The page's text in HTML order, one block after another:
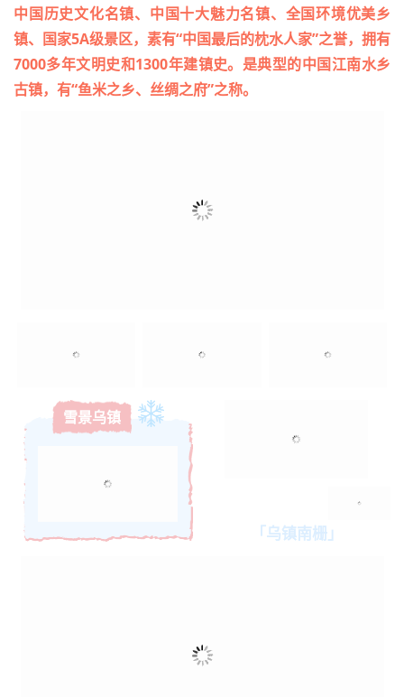
中国历史文化名镇、中国十大魅力名镇、全国环境优美乡
镇、国家5A级景区，素有“中国最后的枕水人家”之誉，拥有
7000多年文明史和1300年建镇史。是典型的中国江南水乡
古镇，有“鱼米之乡、丝绸之府”之称。